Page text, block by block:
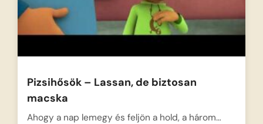
Pizsihősök – Lassan, de biztosan
macska
Ahogy a nap lemegy és feljön a hold, a három…